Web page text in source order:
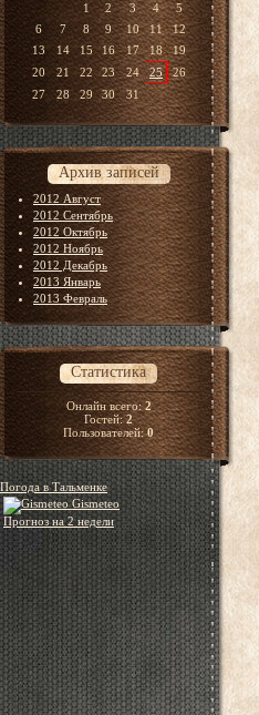
1
2 3 4
5
6
7 8 9 10 11
12
13
14 15 16 17 18
19
20
21 22 23 24 25
26
27
28 29 30 31
Архив записей
2012 Август
2012 Сентябрь
2012 Октябрь
2012 Ноябрь
2012 Декабрь
2013 Январь
2013 Февраль
Статистика
Онлайн всего:2
Гостей:2
Пользователей:0
Погода в Тальменке
Gismeteo
Прогноз на 2 недели